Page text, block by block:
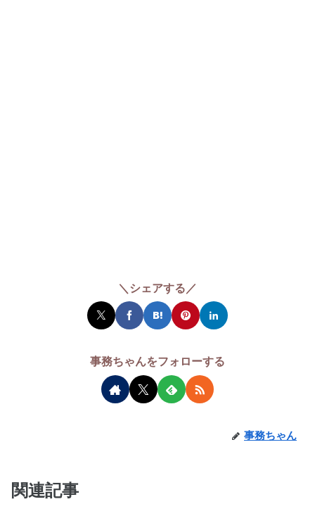
＼シェアする／
事務ちゃんをフォローする
事務ちゃん
関連記事